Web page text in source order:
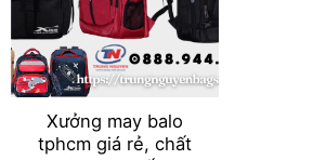
Xưởng may balo
tphcm giá rẻ, chất